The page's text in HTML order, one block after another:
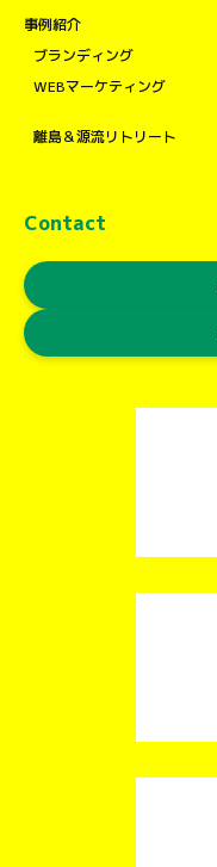
事例紹介
ブランディング
WEBマーケティング
離島＆源流リトリート
Contact